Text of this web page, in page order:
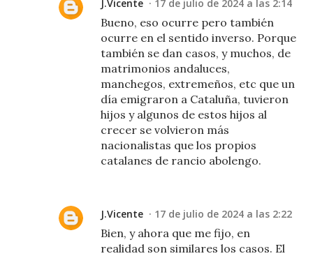
J.Vicente 17 de julio de 2024 a las 2:14
Bueno, eso ocurre pero también
ocurre en el sentido inverso. Porque
también se dan casos, y muchos, de
matrimonios andaluces,
manchegos, extremeños, etc que un
día emigraron a Cataluña, tuvieron
hijos y algunos de estos hijos al
crecer se volvieron más
nacionalistas que los propios
catalanes de rancio abolengo.
J.Vicente 17 de julio de 2024 a las 2:22
Bien, y ahora que me fijo, en
realidad son similares los casos. El